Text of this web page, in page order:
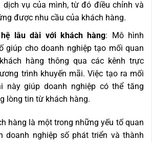
dịch vụ của mình, từ đó điều chỉnh và
được nhu cầu của khách hàng.
lâu dài với khách hàng: Mô hình
giúp cho doanh nghiệp tạo mối quan
hàng thông qua các kênh trực
trình khuyến mãi. Việc tạo ra mối
này giúp doanh nghiệp có thể tăng
lòng tin từ khách hàng.
hàng là một trong những yếu tố quan
doanh nghiệp số phát triển và thành